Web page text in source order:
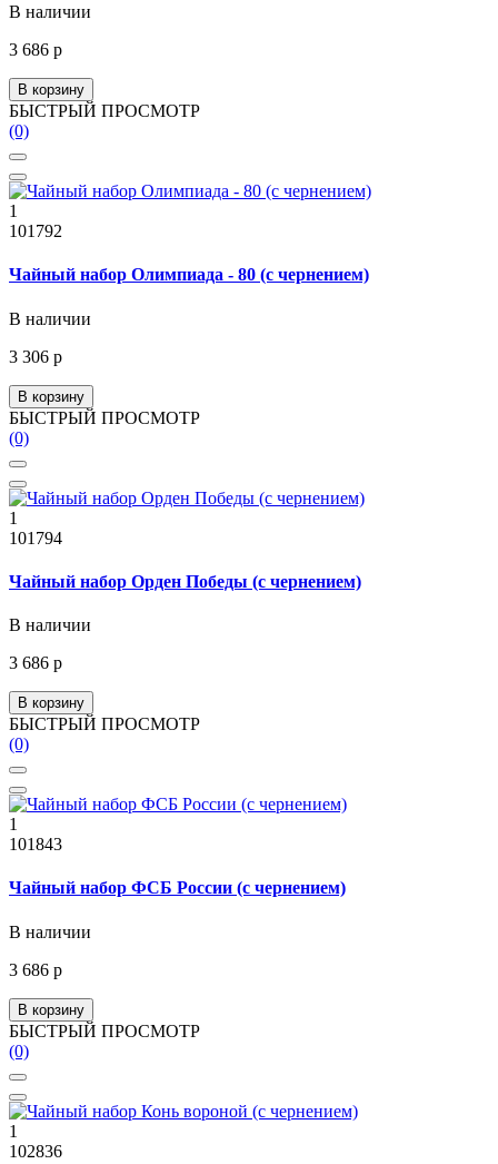
В наличии
3 686 р
В корзину
БЫСТРЫЙ ПРОСМОТР
(0)
1
101792
Чайный набор Олимпиада - 80 (с чернением)
В наличии
3 306 р
В корзину
БЫСТРЫЙ ПРОСМОТР
(0)
1
101794
Чайный набор Орден Победы (с чернением)
В наличии
3 686 р
В корзину
БЫСТРЫЙ ПРОСМОТР
(0)
1
101843
Чайный набор ФСБ России (с чернением)
В наличии
3 686 р
В корзину
БЫСТРЫЙ ПРОСМОТР
(0)
1
102836